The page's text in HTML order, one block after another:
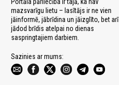
mazsvarīgu lietu – lasītājs ir ne vien
jāinformē, jābrīdina un jāizglīto, bet arī
jādod brīdis atelpai no dienas
saspringtajiem darbiem.
Sazinies ar mums: